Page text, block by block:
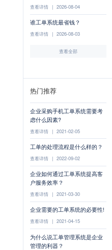
查看详情 | 2026-08-04
谁工单系统最省钱？
查看详情 | 2026-08-03
查看全部
热门推荐
企业采购手机工单系统需要考
虑什么因素?
查看详情 | 2021-02-05
工单的处理流程是什么样的？
查看详情 | 2022-09-02
企业如何通过工单系统提高客
户服务效率？
查看详情 | 2021-03-30
企业需要的工单系统的必要性!
查看详情 | 2021-04-15
为什么说工单管理系统是企业
管理的利器？